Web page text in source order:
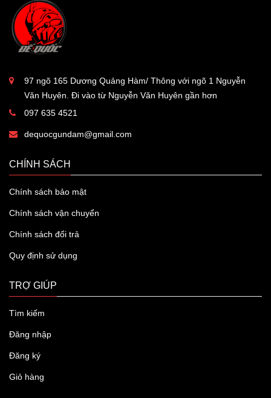
97 ngõ 165 Dương Quảng Hàm/ Thông với ngõ 1 Nguyễn
Văn Huyên. Đi vào từ Nguyễn Văn Huyên gần hơn
097 635 4521
dequocgundam@gmail.com
CHÍNH SÁCH
Chính sách bảo mật
Chính sách vận chuyển
Chính sách đổi trả
Quy định sử dụng
TRỢ GIÚP
Tìm kiếm
Đăng nhập
Đăng ký
Giỏ hàng